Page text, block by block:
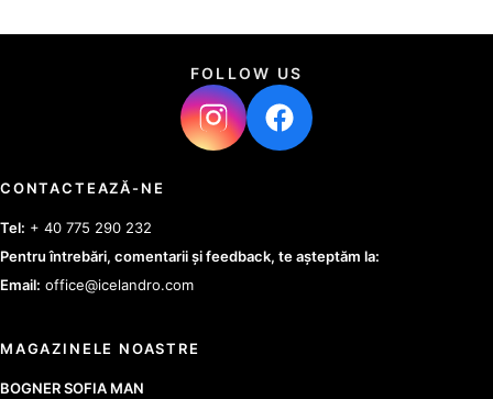
FOLLOW US
CONTACTEAZĂ-NE
Tel: + 40 775 290 232
Pentru întrebări, comentarii și feedback, te așteptăm la:
Email: office@icelandro.com
MAGAZINELE NOASTRE
BOGNER SOFIA MAN